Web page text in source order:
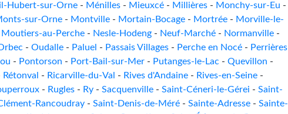
Hubert-sur-Orne - Ménilles - Mieuxcé - Millières - Monchy-sur-Eu -
sur-Orne - Montville - Mortain-Bocage - Mortrée - Morville-le-
Moutiers-au-Perche - Nesle-Hodeng - Neuf-Marché - Normanville -
- Oudalle - Paluel - Passais Villages - Perche en Nocé - Perrières
- Pontorson - Port-Bail-sur-Mer - Putanges-le-Lac - Quevillon -
Rétonval - Ricarville-du-Val - Rives d'Andaine - Rives-en-Seine -
- Rugles - Ry - Sacquenville - Saint-Céneri-le-Gérei - Saint-
Rancoudray - Saint-Denis-de-Méré - Sainte-Adresse - Sainte-